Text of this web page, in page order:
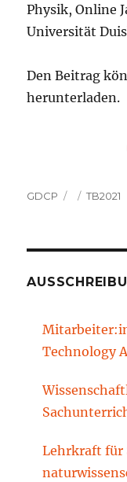
Physik, Online
Universität
Den Beitrag
herunterladen.
Autor
GDCP TB2021
Technology
Lehrkraft für